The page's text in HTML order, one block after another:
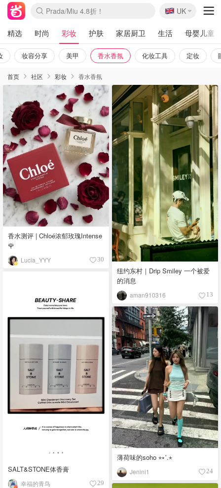
Prada/Miu 4.8折！
🇬🇧
UK
精选 时尚 彩妆 护肤 家居厨卫 生活 母婴儿童
妆容分享 美甲 香水香氛 化妆工具 定妆
首页 社区 彩妆 香水香氛
香水测评 | Chloé浓郁玫瑰Intense
🌹
Lucia_YYY 30
纽约东村｜Drip Smiley 一个被爱
的消息
aman910316 13
SALT&STONE体香膏
幸福的青鸟 29
薄荷味的soho ⋆⭒˚.⋆
Jenini1 24